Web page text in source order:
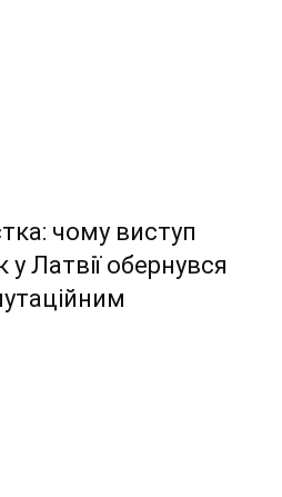
чому виступ
у Латвії обернувся